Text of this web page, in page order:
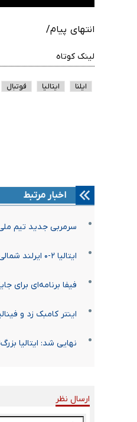
انتهای پیام/
لینک کوتاه
ایلنا ایتالیا فوتبال
اخبار مرتبط
سرمربی جدید تیم
ایتالیا ۲-۰ ایرلند شمالی ؛ آتزوری یک قدم تا جام جهانی
فیفا برنامه‌ای برای
اینتر کامبک زد و
نهایی شد: ایتالیا
ارسال نظر